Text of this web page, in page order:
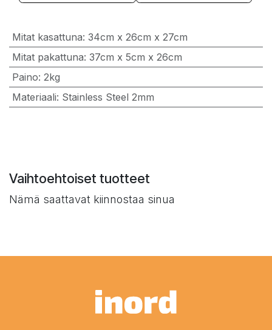
Mitat kasattuna: 34cm x 26cm x 27cm
Mitat pakattuna: 37cm x 5cm x 26cm
Paino: 2kg
Materiaali: Stainless Steel 2mm
Vaihtoehtoiset tuotteet
Nämä saattavat kiinnostaa sinua